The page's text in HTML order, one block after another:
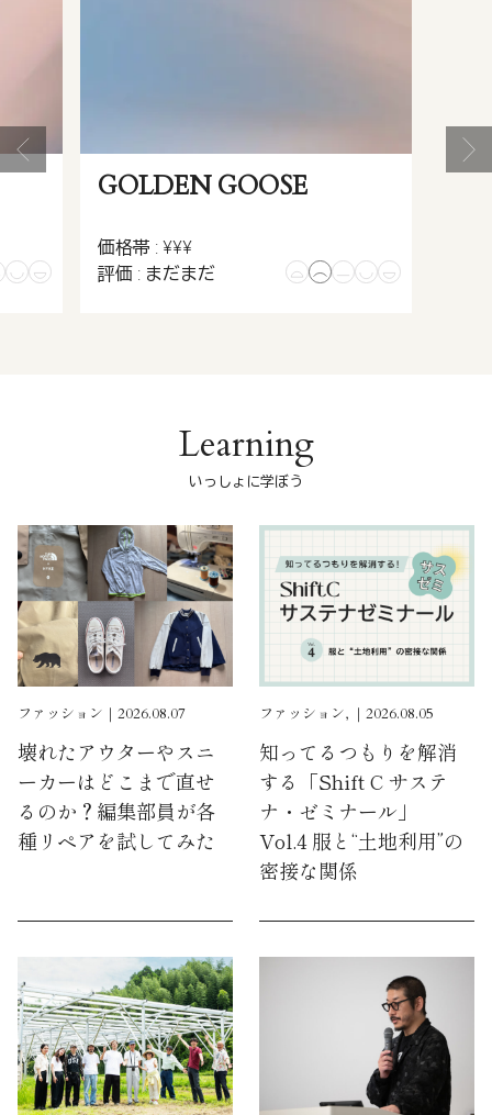
GOLDEN GOOSE
価格帯 : ¥¥¥
評価 : まだまだ
Learning
いっしょに学ぼう
ファッション｜2026.08.07
壊れたアウターやスニ
ーカーはどこまで直せ
るのか？編集部員が各
種リペアを試してみた
ファッション, ｜2026.08.05
知ってるつもりを解消
する「Shift C サステ
ナ・ゼミナール」
Vol.4 服と“土地利用”の
密接な関係